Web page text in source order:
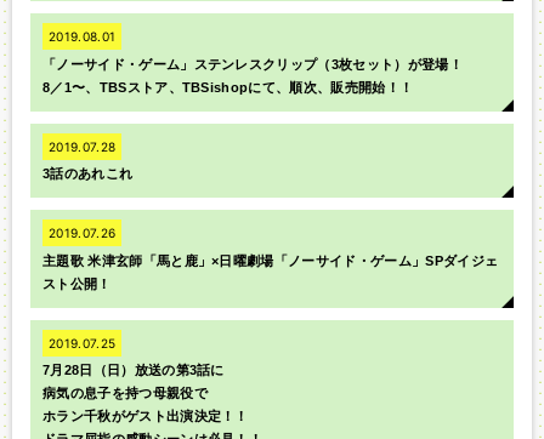
2019.08.01
「ノーサイド・ゲーム」ステンレスクリップ（3枚セット）が登場！
8／1〜、TBSストア、TBSishopにて、順次、販売開始！！
2019.07.28
3話のあれこれ
2019.07.26
主題歌 米津玄師「馬と鹿」×日曜劇場「ノーサイド・ゲーム」SPダイジェ
スト公開！
2019.07.25
7月28日（日）放送の第3話に
病気の息子を持つ母親役で
ホラン千秋がゲスト出演決定！！